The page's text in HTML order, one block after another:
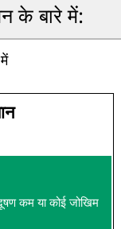
के बारे में:
कम या कोई जोखिम